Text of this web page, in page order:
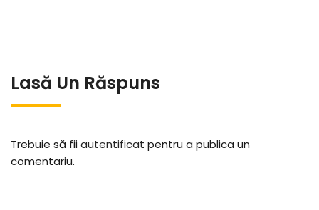
Lasă Un Răspuns
Trebuie să fiiautentificat pentru a publica un
comentariu.